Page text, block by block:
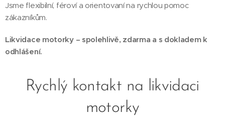
Jsme flexibilní, féroví a orientovaní na rychlou pomoc
zákazníkům.
Likvidace motorky – spolehlivě, zdarma a s dokladem k
odhlášení.
Rychlý kontakt na likvidaci
motorky